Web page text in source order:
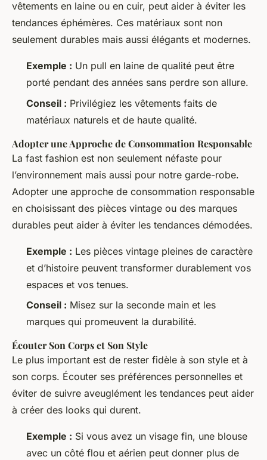
vêtements en laine ou en cuir, peut aider à éviter les
tendances éphémères. Ces matériaux sont non
seulement durables mais aussi élégants et modernes.
Exemple : Un pull en laine de qualité peut être
porté pendant des années sans perdre son allure.
Conseil : Privilégiez les vêtements faits de
matériaux naturels et de haute qualité.
Adopter une Approche de Consommation Responsable
La fast fashion est non seulement néfaste pour
l’environnement mais aussi pour notre garde-robe.
Adopter une approche de consommation responsable
en choisissant des pièces vintage ou des marques
durables peut aider à éviter les tendances démodées.
Exemple : Les pièces vintage pleines de caractère
et d’histoire peuvent transformer durablement vos
espaces et vos tenues.
Conseil : Misez sur la seconde main et les
marques qui promeuvent la durabilité.
Écouter Son Corps et Son Style
Le plus important est de rester fidèle à son style et à
son corps. Écouter ses préférences personnelles et
éviter de suivre aveuglément les tendances peut aider
à créer des looks qui durent.
Exemple : Si vous avez un visage fin, une blouse
avec un côté flou et aérien peut donner plus de